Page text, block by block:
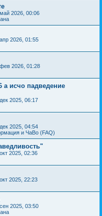
2026, 00:06
2026, 01:55
2026, 01:28
а исчо падведение
2025, 06:17
2025, 04:54
и ЧаВо (FAQ)
2025, 02:36
2025, 22:23
2025, 03:50